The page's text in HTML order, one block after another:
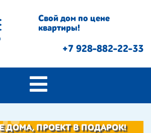
Свой дом по цене
квартиры!
+7 928-882-22-33
ДОМА, ПРОЕКТ В ПОДАРОК!